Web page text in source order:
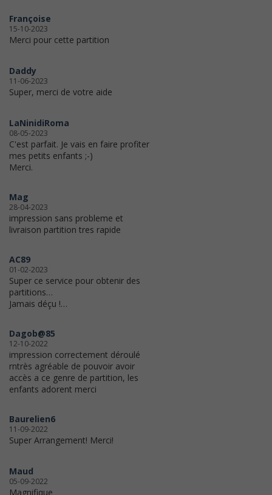
Françoise
15-10-2023
Merci pour cette partition
Daddy
11-06-2023
Super, merci de votre aide
LaNinidiRoma
08-05-2023
C'est parfait. Je vais en faire profiter
mes petits enfants ;-)
Merci.
Mag
28-04-2023
impression sans probleme et
livraison partition tres rapide
AC89
01-02-2023
Super ce service pour obtenir des
partitions…
Jamais déçu !…
Dagob@85
12-10-2022
impression correctement déroulé
rntrès agréable de pouvoir avoir
accès a ce genre de partition, les
enfants adorent merci
Baurelien6
11-09-2022
Super Arrangement! Merci!
Maud
05-09-2022
Magnifique